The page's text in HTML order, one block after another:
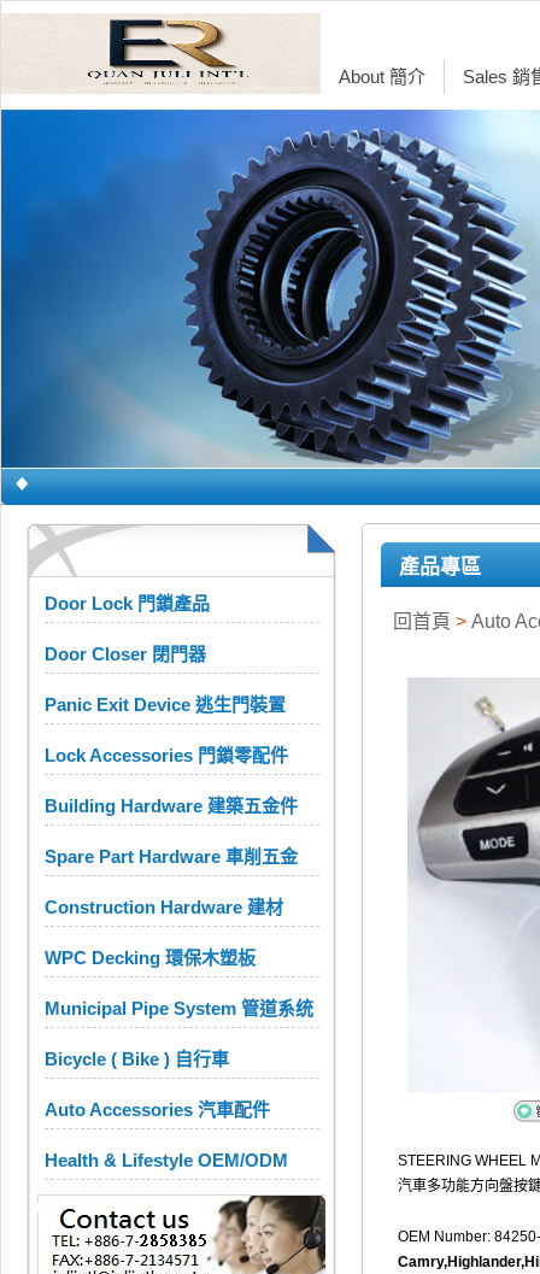
About 簡介 Sales 銷
Door Lock 門鎖產品
Door Closer 閉門器
Panic Exit Device 逃生門裝置
Lock Accessories 門鎖零配件
Building Hardware 建築五金件
Spare Part Hardware 車削五金
Construction Hardware 建材
WPC Decking 環保木塑板
Municipal Pipe System 管道系统
Bicycle ( Bike ) 自行車
Auto Accessories 汽車配件
Health & Lifestyle OEM/ODM
產品專區
回首頁 > Auto
STEERING WHEEL
汽車多功能方向盤按
OEM Number: